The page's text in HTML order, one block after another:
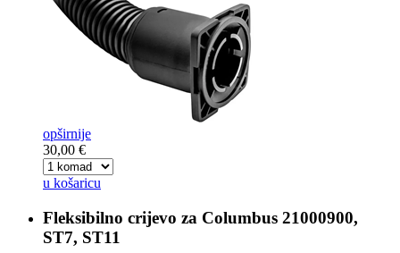
opširnije
30,00 €
u košaricu
Fleksibilno crijevo za Columbus 21000900,
ST7, ST11